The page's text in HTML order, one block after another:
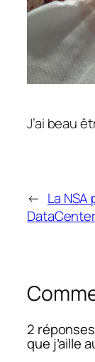
J’ai beau
← La
2
que j’aille